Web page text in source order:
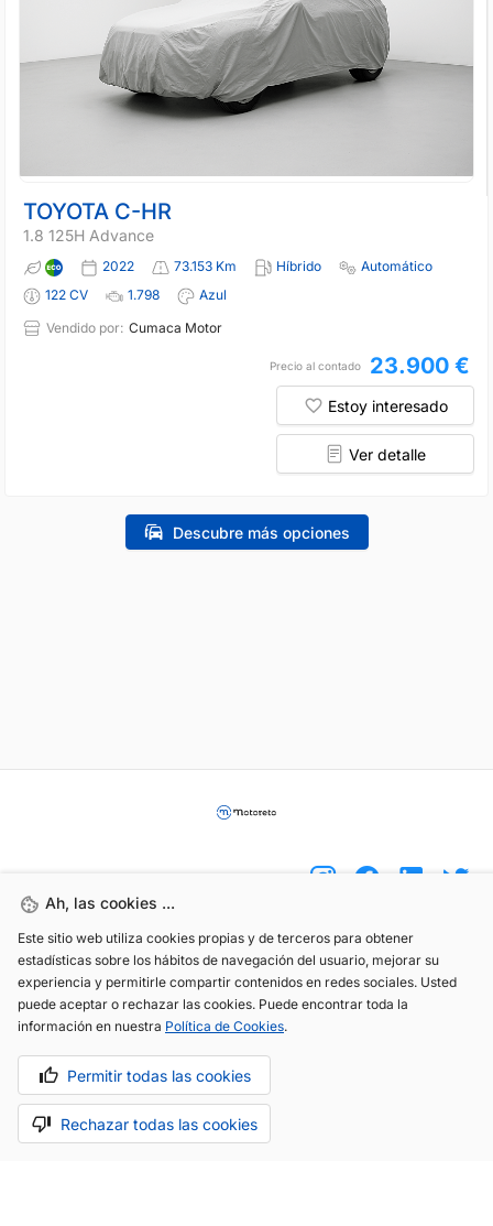
TOYOTA C-HR
1.8 125H Advance
2022 73.153 Km Híbrido
Automático
122 CV
1.798
Azul
Vendido por: Cumaca Motor
Precio al contado 23.900 €
Estoy interesado
Ver detalle
Descubre más opciones
Ah, las cookies ...
Este sitio web utiliza cookies propias y de terceros para obtener
estadísticas sobre los hábitos de navegación del usuario, mejorar su
experiencia y permitirle compartir contenidos en redes sociales. Usted
puede aceptar o rechazar las cookies. Puede encontrar toda la
información en nuestra Política de Cookies.
Permitir todas las cookies
Rechazar todas las cookies
(+34) 744 408 070
info@motoreto.com
Aviso legal Política de cookies